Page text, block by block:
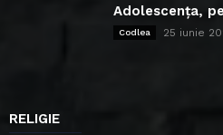
Adolescența,
Codlea 25 iunie
RELIGIE